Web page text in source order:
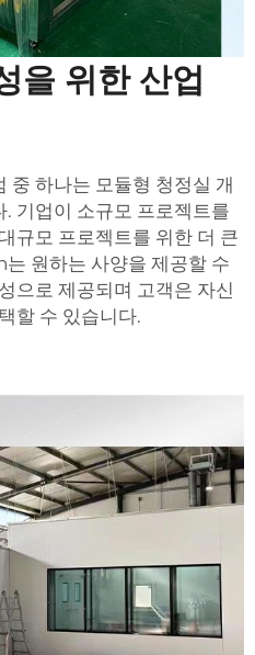
을 위한 산업
중 하나는 모듈형 청정실 개
기업이 소규모 프로젝트를
규모 프로젝트를 위한 더 큰
원하는 사양을 제공할 수
으로 제공되며 고객은 자신
할 수 있습니다.